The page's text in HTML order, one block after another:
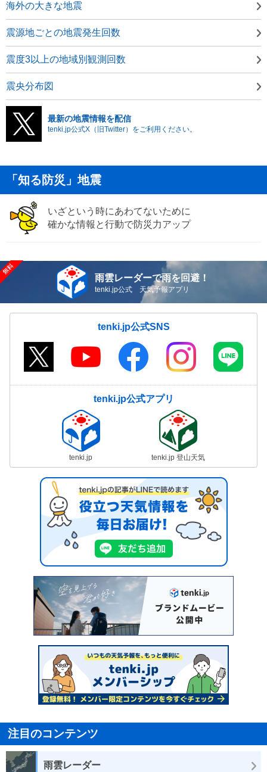
海外の大きな地震
震源地ごとの地震発生回数
震度3以上の地域別観測回数
震央分布図
最新の地震情報を配信
tenki.jp公式X（旧Twitter）をご利用ください。
「知る防災」地震
いざという時にあわてないために
確かな情報と行動で防災力アップ
雨雲レーダーで雨を回避！
tenki.jp公式 天気予報アプリ
tenki.jp公式SNS
tenki.jp公式アプリ
tenki.jp tenki.jp 登山天気
注目のコンテンツ
雨雲レーダー